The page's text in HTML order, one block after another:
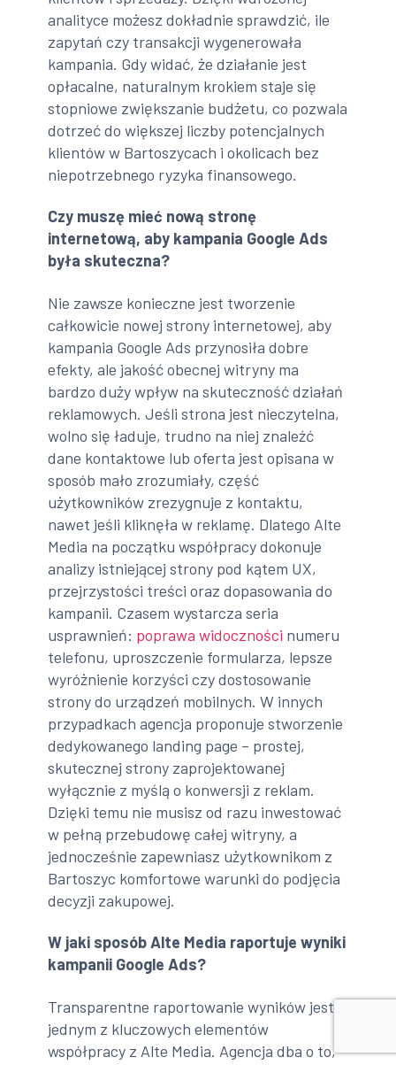
analityce możesz dokładnie sprawdzić, ile
zapytań czy transakcji wygenerowała
kampania. Gdy widać, że działanie jest
opłacalne, naturalnym krokiem staje się
stopniowe zwiększanie budżetu, co pozwala
dotrzeć do większej liczby potencjalnych
klientów w Bartoszycach i okolicach bez
niepotrzebnego ryzyka finansowego.
Czy muszę mieć nową stronę
internetową, aby kampania Google Ads
była skuteczna?
Nie zawsze konieczne jest tworzenie
całkowicie nowej strony internetowej, aby
kampania Google Ads przynosiła dobre
efekty, ale jakość obecnej witryny ma
bardzo duży wpływ na skuteczność działań
reklamowych. Jeśli strona jest nieczytelna,
wolno się ładuje, trudno na niej znaleźć
dane kontaktowe lub oferta jest opisana w
sposób mało zrozumiały, część
użytkowników zrezygnuje z kontaktu,
nawet jeśli kliknęła w reklamę. Dlatego Alte
Media na początku współpracy dokonuje
analizy istniejącej strony pod kątem UX,
przejrzystości treści oraz dopasowania do
kampanii. Czasem wystarcza seria
usprawnień: poprawa widoczności numeru
telefonu, uproszczenie formularza, lepsze
wyróżnienie korzyści czy dostosowanie
strony do urządzeń mobilnych. W innych
przypadkach agencja proponuje stworzenie
dedykowanego landing page – prostej,
skutecznej strony zaprojektowanej
wyłącznie z myślą o konwersji z reklam.
Dzięki temu nie musisz od razu inwestować
w pełną przebudowę całej witryny, a
jednocześnie zapewniasz użytkownikom z
Bartoszyc komfortowe warunki do podjęcia
decyzji zakupowej.
W jaki sposób Alte Media raportuje wyniki
kampanii Google Ads?
Transparentne raportowanie wyników jest
jednym z kluczowych elementów
współpracy z Alte Media. Agencja dba o to,